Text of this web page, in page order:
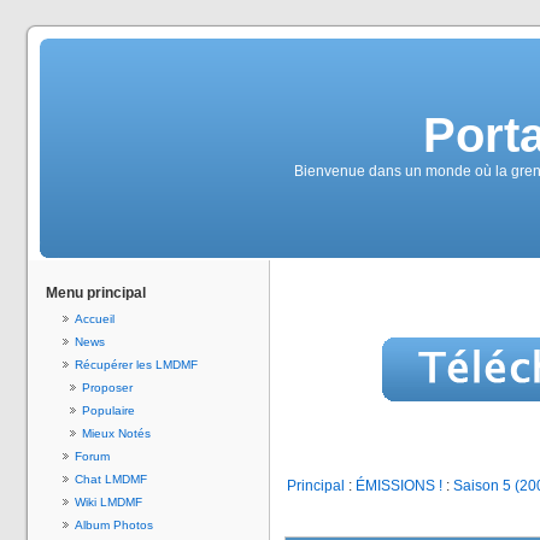
Bienvenue dans un monde où la
Menu principal
Accueil
News
Récupérer les LMDMF
Proposer
Populaire
Mieux Notés
Forum
Chat LMDMF
Wiki LMDMF
Album Photos
Principal : ÉMISSIONS ! : Saison 5